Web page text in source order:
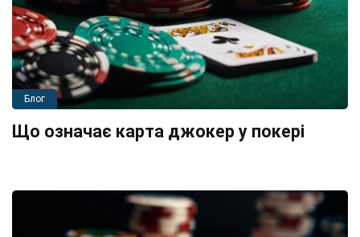
Блог
Що означає карта джокер у покері